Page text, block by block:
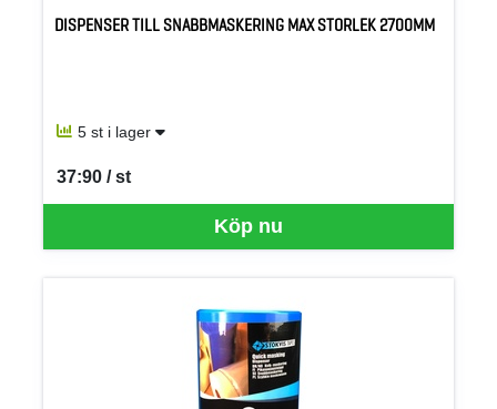
DISPENSER TILL SNABBMASKERING MAX STORLEK 2700MM
5 st i lager
Köp nu
37:90 / st
SEK per ST